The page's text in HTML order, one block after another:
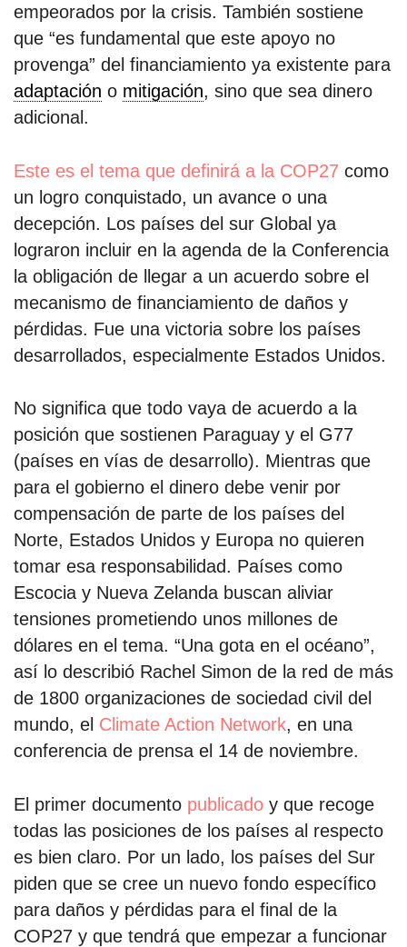
empeorados por la crisis. También sostiene
que “es fundamental que este apoyo no
provenga” del financiamiento ya existente para
adaptación o mitigación, sino que sea dinero
adicional.
Este es el tema que definirá a la COP27 como
un logro conquistado, un avance o una
decepción. Los países del sur Global ya
lograron incluir en la agenda de la Conferencia
la obligación de llegar a un acuerdo sobre el
mecanismo de financiamiento de daños y
pérdidas. Fue una victoria sobre los países
desarrollados, especialmente Estados Unidos.
No significa que todo vaya de acuerdo a la
posición que sostienen Paraguay y el G77
(países en vías de desarrollo). Mientras que
para el gobierno el dinero debe venir por
compensación de parte de los países del
Norte, Estados Unidos y Europa no quieren
tomar esa responsabilidad. Países como
Escocia y Nueva Zelanda buscan aliviar
tensiones prometiendo unos millones de
dólares en el tema. “Una gota en el océano”,
así lo describió Rachel Simon de la red de más
de 1800 organizaciones de sociedad civil del
mundo, el Climate Action Network, en una
conferencia de prensa el 14 de noviembre.
El primer documento publicado y que recoge
todas las posiciones de los países al respecto
es bien claro. Por un lado, los países del Sur
piden que se cree un nuevo fondo específico
para daños y pérdidas para el final de la
COP27 y que tendrá que empezar a funcionar